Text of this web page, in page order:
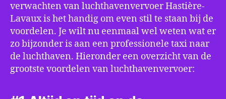
verwachten van luchthavenvervoer Hastière-
Lavaux is het handig om even stil te staan bij de
voordelen. Je wilt nu eenmaal wel weten wat er
zo bijzonder is aan een professionele taxi naar
de luchthaven. Hieronder een overzicht van de
grootste voordelen van luchthavenvervoer: